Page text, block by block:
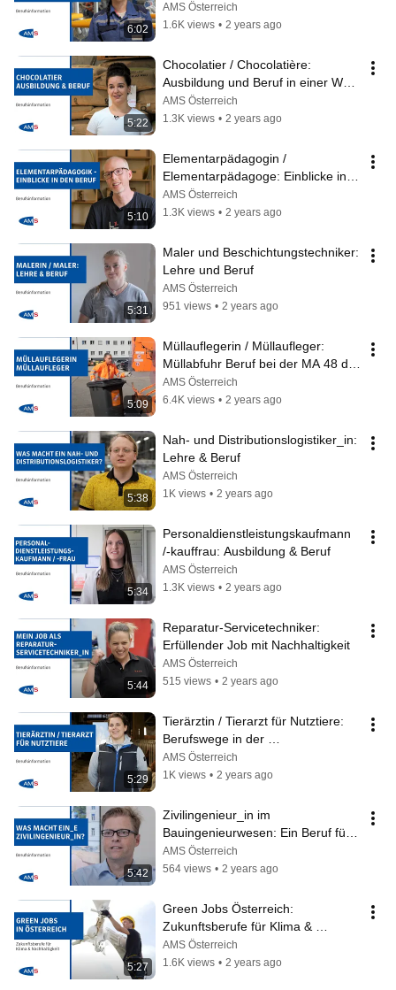
6:02
AMS Österreich
1.6K views • 2 years ago
5:22
Chocolatier / Chocolatière:
Ausbildung und Beruf in einer Welt
aus Schokolade
AMS Österreich
1.3K views • 2 years ago
5:10
Elementarpädagogin /
Elementarpädagoge: Einblicke in
den Beruf
AMS Österreich
1.3K views • 2 years ago
5:31
Maler und Beschichtungstechniker:
Lehre und Beruf
AMS Österreich
951 views • 2 years ago
5:09
Müllauflegerin / Müllaufleger:
Müllabfuhr Beruf bei der MA 48 der
Stadt Wien
AMS Österreich
6.4K views • 2 years ago
5:38
Nah- und Distributionslogistiker_in:
Lehre & Beruf
AMS Österreich
1K views • 2 years ago
5:34
Personaldienstleistungskaufmann
/-kauffrau: Ausbildung & Beruf
AMS Österreich
1.3K views • 2 years ago
5:44
Reparatur-Servicetechniker:
Erfüllender Job mit Nachhaltigkeit
AMS Österreich
515 views • 2 years ago
5:29
Tierärztin / Tierarzt für Nutztiere:
Berufswege in der
Veterinärmedizin
AMS Österreich
1K views • 2 years ago
5:42
Zivilingenieur_in im
Bauingenieurwesen: Ein Beruf für
sichere Bauwerke
AMS Österreich
564 views • 2 years ago
5:27
Green Jobs Österreich:
Zukunftsberufe für Klima &
Nachhaltigkeit!
AMS Österreich
1.6K views • 2 years ago